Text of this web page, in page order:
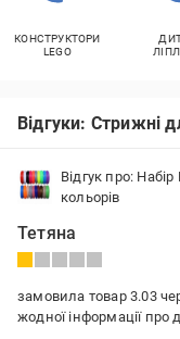
КОНСТРУКТОРИ
LEGO
Відгуки: Стрижні
Відгук про:
кольорів
Тетяна
замовила товар 3.03
жодної інформації про